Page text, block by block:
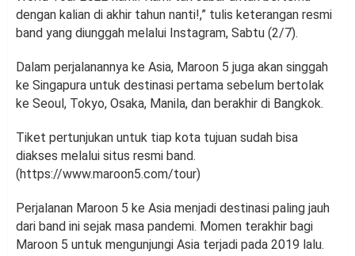
dengan kalian di akhir tahun nanti!,” tulis keterangan resmi
band yang diunggah melalui Instagram, Sabtu (2/7).
Dalam perjalanannya ke Asia, Maroon 5 juga akan singgah
ke Singapura untuk destinasi pertama sebelum bertolak
ke Seoul, Tokyo, Osaka, Manila, dan berakhir di Bangkok.
Tiket pertunjukan untuk tiap kota tujuan sudah bisa
diakses melalui situs resmi band.
(https://www.maroon5.com/tour)
Perjalanan Maroon 5 ke Asia menjadi destinasi paling jauh
dari band ini sejak masa pandemi. Momen terakhir bagi
Maroon 5 untuk mengunjungi Asia terjadi pada 2019 lalu.